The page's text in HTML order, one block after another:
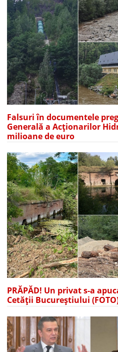
Falsuri în documentele
Generală a Acționarilor
milioane de euro
PRĂPĂD! Un privat s-a
Cetății Bucureștiului